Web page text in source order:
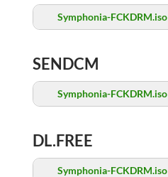
Symphonia-FCKDRM.iso
SENDCM
Symphonia-FCKDRM.iso
DL.FREE
Symphonia-FCKDRM.iso